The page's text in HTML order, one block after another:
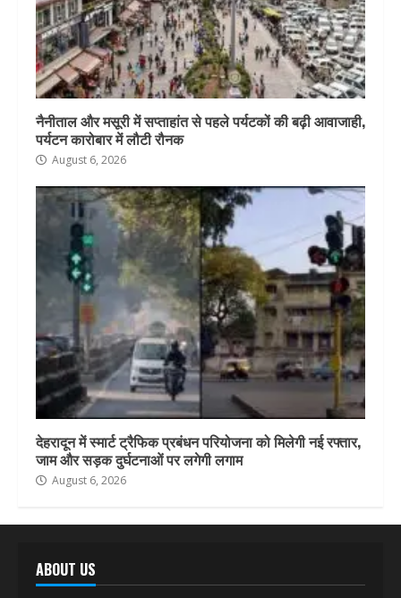
नैनीताल और मसूरी में सप्ताहांत से पहले पर्यटकों की बढ़ी आवाजाही,
पर्यटन कारोबार में लौटी रौनक
August 6, 2026
देहरादून में स्मार्ट ट्रैफिक प्रबंधन परियोजना को मिलेगी नई रफ्तार,
जाम और सड़क दुर्घटनाओं पर लगेगी लगाम
August 6, 2026
ABOUT US